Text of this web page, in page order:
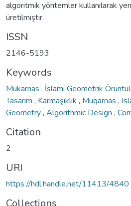
algoritmik yöntemler kullanılarak
üretilmiştir.
ISSN
2146-5193
Keywords
Mukarnas , İslami Geometrik
Tasarım , Karmaşıklık , Muqarnas ,
Geometry, Algorithmic Design ,
Citation
2
URI
https://hdl.handle.net/11413/4840